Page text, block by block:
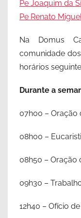
Pe Joaquim da
Pe Renato
Na Domus
comunidade
horários
Durante a
07h00 – Oração
08h00 –
08h50 – Oração
09h30 –
12h40 – Ofício